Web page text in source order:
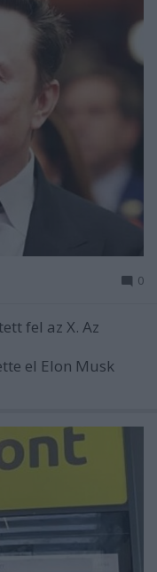
0
fel az X. Az
el Elon Musk